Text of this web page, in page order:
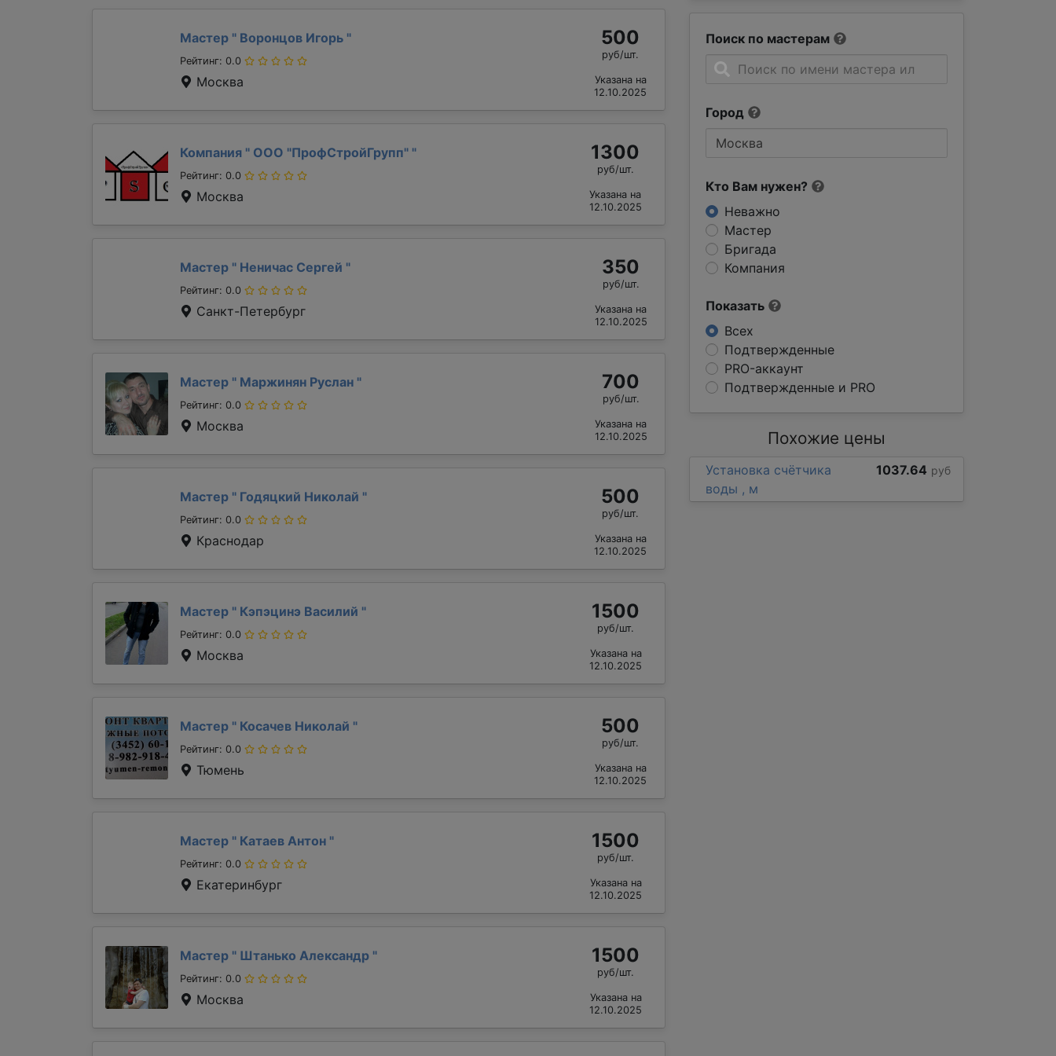
Поиск по мастерам
Город
Кто Вам нужен?
Неважно
Мастер
Бригада
Компания
Показать
Всех
Подтвержденные
PRO-аккаунт
Подтвержденные и PRO
Мастер " Воронцов Игорь "
Рейтинг: 0.0
Москва
500
руб/шт.
Указана на
12.10.2025
Компания " ООО "ПрофСтройГрупп" "
Рейтинг: 0.0
Москва
1300
руб/шт.
Указана на
12.10.2025
Мастер " Неничас Сергей "
Рейтинг: 0.0
Санкт-Петербург
350
руб/шт.
Указана на
12.10.2025
Мастер " Маржинян Руслан "
Рейтинг: 0.0
Москва
700
руб/шт.
Указана на
12.10.2025
Мастер " Годяцкий Николай "
Рейтинг: 0.0
Краснодар
500
руб/шт.
Указана на
12.10.2025
Мастер " Кэпэцинэ Василий "
Рейтинг: 0.0
Москва
1500
руб/шт.
Указана на
12.10.2025
Мастер " Косачев Николай "
Рейтинг: 0.0
Тюмень
500
руб/шт.
Указана на
12.10.2025
Мастер " Катаев Антон "
Рейтинг: 0.0
Екатеринбург
1500
руб/шт.
Указана на
12.10.2025
Мастер " Штанько Александр "
Рейтинг: 0.0
Москва
1500
руб/шт.
Указана на
12.10.2025
Похожие цены
Установка счётчика
воды , м
1037.64 руб